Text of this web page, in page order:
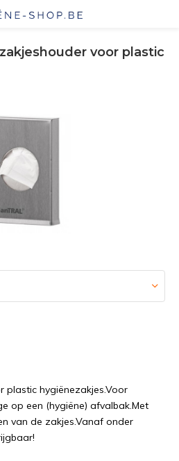
voor plastic
plastic hygiënezakjes.Voor
op een (hygiëne) afvalbak.Met
van de zakjes.Vanaf onder